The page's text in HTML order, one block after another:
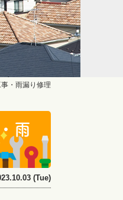
・雨漏り修理
雨
(Tue)